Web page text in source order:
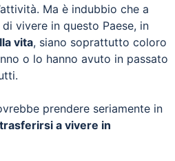
Ma è indubbio che a
vivere in questo Paese, in
vita, siano soprattutto coloro
o lo hanno avuto in passato
prendere seriamente in
trasferirsi a vivere in